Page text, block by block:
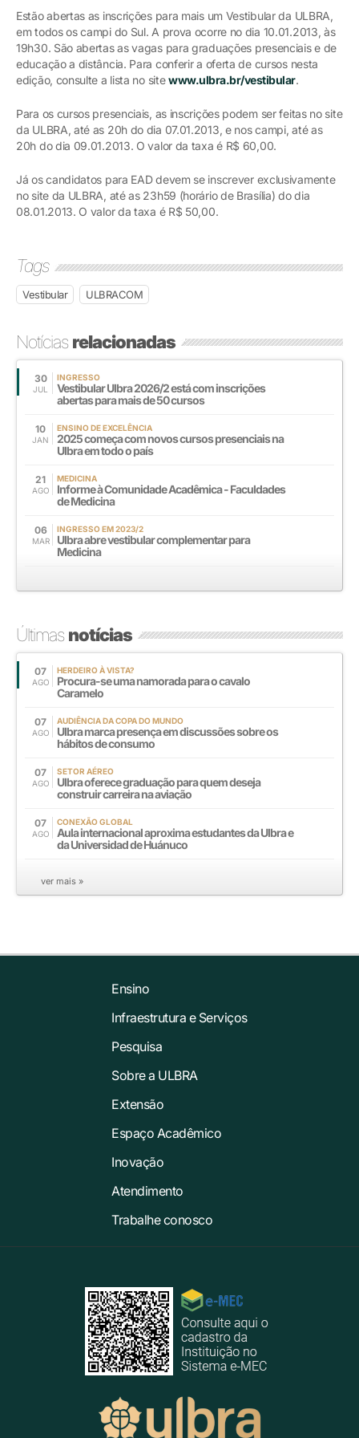
Estão abertas as inscrições para mais um Vestibular da ULBRA,
em todos os campi do Sul. A prova ocorre no dia 10.01.2013, às
19h30. São abertas as vagas para graduações presenciais e de
educação a distância. Para conferir a oferta de cursos nesta
edição, consulte a lista no sitewww.ulbra.br/vestibular.
Para os cursos presenciais, as inscrições podem ser feitas no site
da ULBRA, até as 20h do dia 07.01.2013, e nos campi, até as
20h do dia 09.01.2013. O valor da taxa é R$ 60,00.
Já os candidatos para EAD devem se inscrever exclusivamente
no site da ULBRA, até as 23h59 (horário de Brasília) do dia
08.01.2013. O valor da taxa é R$ 50,00.
Tags
Vestibular ULBRACOM
Notíciasrelacionadas
30
JUL
INGRESSO
Vestibular Ulbra 2026/2 está com inscrições
abertas para mais de 50 cursos
10
JAN
ENSINO DE EXCELÊNCIA
2025 começa com novos cursos presenciais na
Ulbra em todo o país
21
AGO
MEDICINA
Informe à Comunidade Acadêmica - Faculdades
de Medicina
06
MAR
INGRESSO EM 2023/2
Ulbra abre vestibular complementar para
Medicina
Últimasnotícias
07
AGO
HERDEIRO À VISTA?
Procura-se uma namorada para o cavalo
Caramelo
07
AGO
AUDIÊNCIA DA COPA DO MUNDO
Ulbra marca presença em discussões sobre os
hábitos de consumo
07
AGO
SETOR AÉREO
Ulbra oferece graduação para quem deseja
construir carreira na aviação
07
AGO
CONEXÃO GLOBAL
Aula internacional aproxima estudantes da Ulbra e
da Universidad de Huánuco
ver mais »
Ensino
Infraestrutura e Serviços
Pesquisa
Sobre a ULBRA
Extensão
Espaço Acadêmico
Inovação
Atendimento
Trabalhe conosco